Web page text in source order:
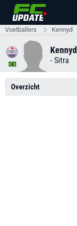
Voetballers Kennyd
Kennyd
- Sitra
Overzicht